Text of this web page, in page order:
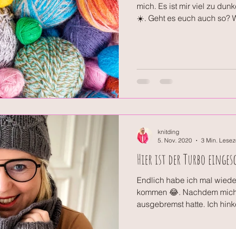
mich. Es ist mir viel zu
☀️. Geht es euch auch so?
Hier ist der Turbo
Endlich habe ich mal
kommen 😂. Nachdem
ausgebremst hatte. Ich
knitding
5. Nov. 2020
3 Min.